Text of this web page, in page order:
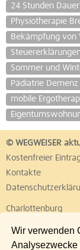
Wir verwenden
Analysezwecke
24 Stunden
Physiotherapie
Bekämpfung von
Sommer und
Pädiatrie Demenz
mobile
© WEGWEISER
Kostenfreier
Kontakte
Charlottenburg